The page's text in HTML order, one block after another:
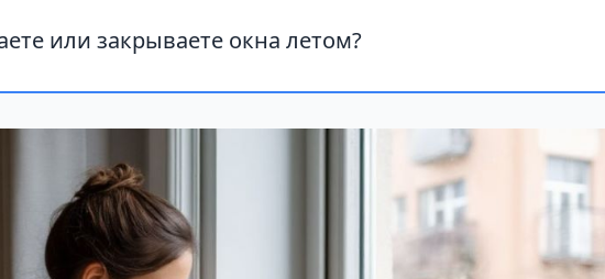
или закрываете окна летом?